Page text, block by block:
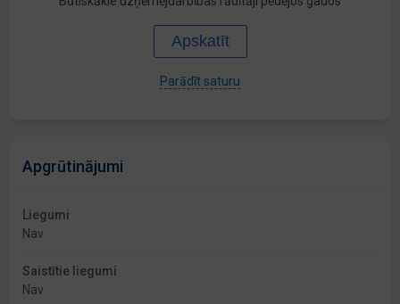
Apskatīt
Parādīt saturu
Apgrūtinājumi
Liegumi
Nav
Saistītie liegumi
Nav